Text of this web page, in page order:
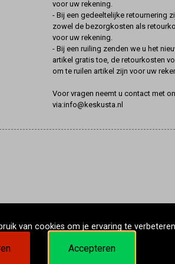
voor uw rekening.
- Bij een gedeeltelijke retournering
zowel de bezorgkosten als
voor uw rekening.
- Bij een ruiling zenden we u het
artikel gratis toe, de retourkosten
om te ruilen artikel zijn voor uw
Voor vragen neemt u contact met
via:info@keskusta.nl
van cookies om je ervaring te
Accepteren